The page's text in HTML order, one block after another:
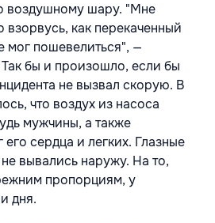
воздушному шару. "Мне
взорвусь, как перекаченный
мог пошевелиться", —
Так бы и произошло, если бы
не вызвал скорую. В
что воздух из насоса
мужчины, а также
его сердца и легких. Глазные
вывались наружу. На то,
пропорциям, у
дня.